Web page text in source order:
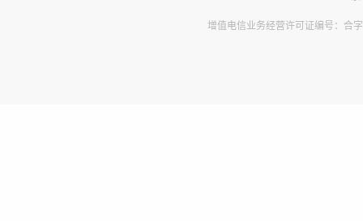
增值电信业务经营许可证编号：合